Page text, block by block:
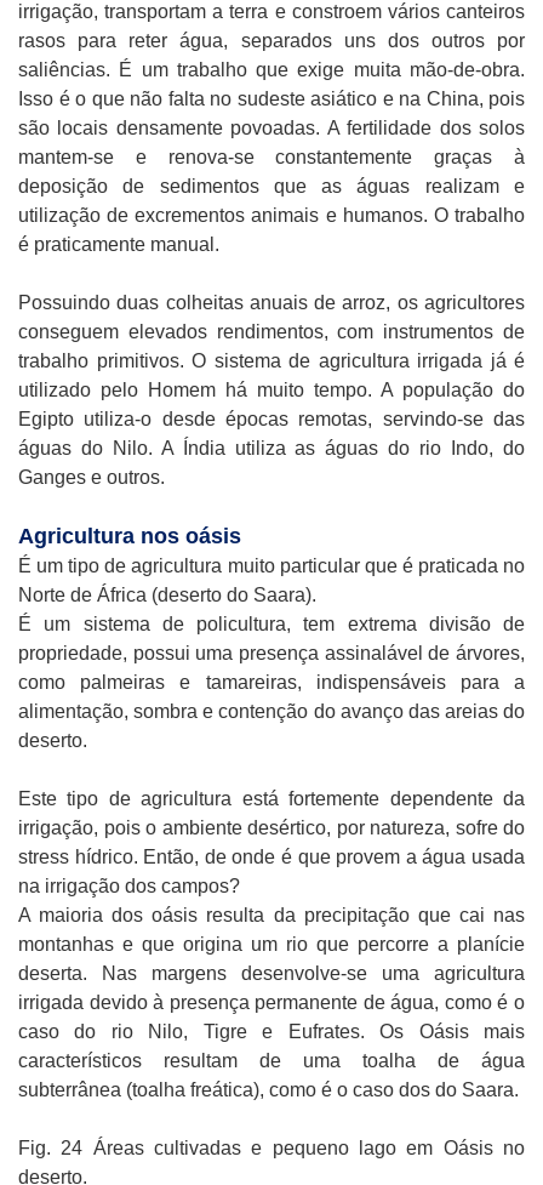
irrigação, transportam a terra e constroem vários canteiros
rasos para reter água, separados uns dos outros por
saliências. É um trabalho que exige muita mão-de-obra.
Isso é o que não falta no sudeste asiático e na China, pois
são locais densamente povoadas. A fertilidade dos solos
mantem-se e renova-se constantemente graças à
deposição de sedimentos que as águas realizam e
utilização de excrementos animais e humanos. O trabalho
é praticamente manual.
Possuindo duas colheitas anuais de arroz, os agricultores
conseguem elevados rendimentos, com instrumentos de
trabalho primitivos. O sistema de agricultura irrigada já é
utilizado pelo Homem há muito tempo. A população do
Egipto utiliza-o desde épocas remotas, servindo-se das
águas do Nilo. A Índia utiliza as águas do rio Indo, do
Ganges e outros.
Agricultura nos oásis
É um tipo de agricultura muito particular que é praticada no
Norte de África (deserto do Saara).
É um sistema de policultura, tem extrema divisão de
propriedade, possui uma presença assinalável de árvores,
como palmeiras e tamareiras, indispensáveis para a
alimentação, sombra e contenção do avanço das areias do
deserto.
Este tipo de agricultura está fortemente dependente da
irrigação, pois o ambiente desértico, por natureza, sofre do
stress hídrico. Então, de onde é que provem a água usada
na irrigação dos campos?
A maioria dos oásis resulta da precipitação que cai nas
montanhas e que origina um rio que percorre a planície
deserta. Nas margens desenvolve-se uma agricultura
irrigada devido à presença permanente de água, como é o
caso do rio Nilo, Tigre e Eufrates. Os Oásis mais
característicos resultam de uma toalha de água
subterrânea (toalha freática), como é o caso dos do Saara.
Fig. 24 Áreas cultivadas e pequeno lago em Oásis no
deserto.